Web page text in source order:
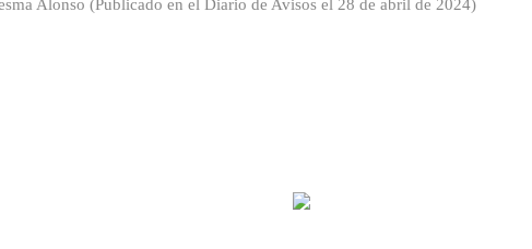
Alonso (Publicado en el Diario de Avisos el 28 de abril de 2024)